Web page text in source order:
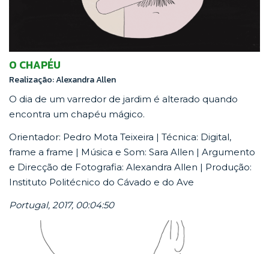
O CHAPÉU
Realização: Alexandra Allen
O dia de um varredor de jardim é alterado quando
encontra um chapéu mágico.
Orientador: Pedro Mota Teixeira | Técnica: Digital,
frame a frame | Música e Som: Sara Allen | Argumento
e Direcção de Fotografia: Alexandra Allen | Produção:
Instituto Politécnico do Cávado e do Ave
Portugal, 2017, 00:04:50